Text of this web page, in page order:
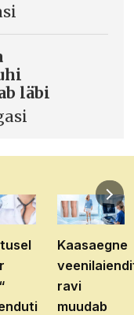
läbi
Kaasaegne
ravi
muudab